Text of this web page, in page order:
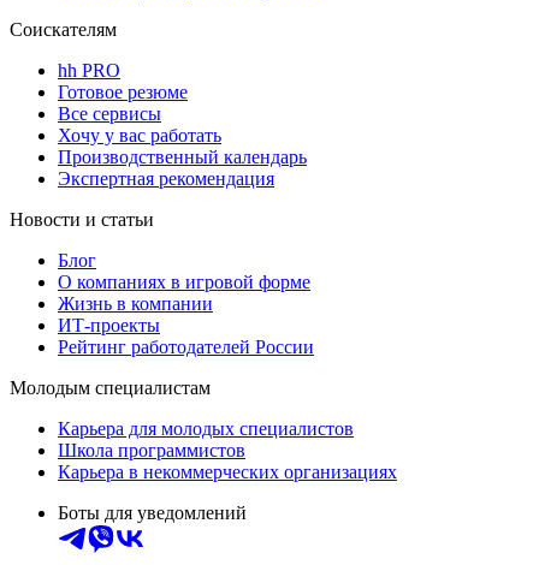
Соискателям
hh PRO
Готовое резюме
Все сервисы
Хочу у вас работать
Производственный календарь
Экспертная рекомендация
Новости и статьи
Блог
О компаниях в игровой форме
Жизнь в компании
ИТ-проекты
Рейтинг работодателей России
Молодым специалистам
Карьера для молодых специалистов
Школа программистов
Карьера в некоммерческих организациях
Боты для уведомлений